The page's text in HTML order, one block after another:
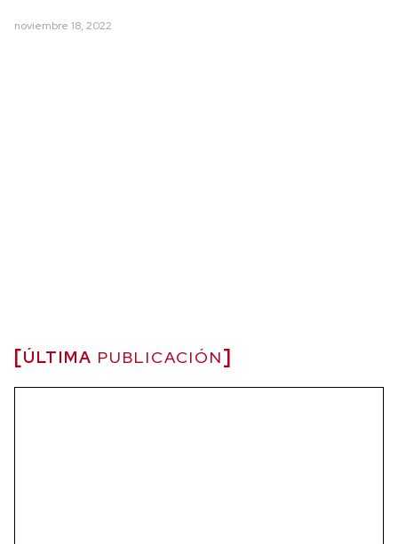
noviembre 18, 2022
ÚLTIMA PUBLICACIÓN